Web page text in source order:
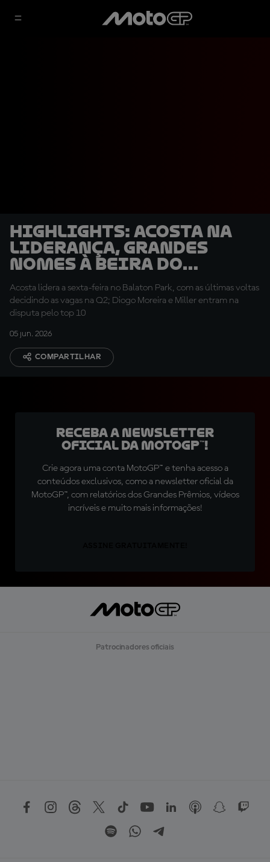
HIGHLIGHTS: Acosta na
liderança, grandes
nomes à beira do
abismo
Acosta lidera a sexta-feira no Balaton Park, com as últimas voltas
decidindo as vagas na Q2; Diogo Moreira e Miller entram na
disputa pelo top 10
05 jun. 2026
COMPARTILHAR
Receba a newsletter
oficial da MotoGP™!
Crie agora uma conta MotoGP™ e tenha acesso a
conteúdos exclusivos, como a newsletter oficial da
MotoGP™, com relatórios dos Grandes Prêmios, vídeos
incríveis e muito mais informações!
Patrocinadores oficiais